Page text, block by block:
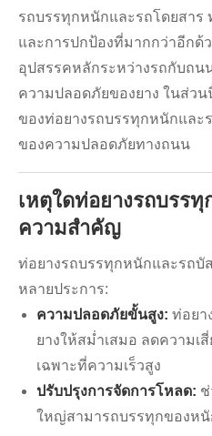
รถบรรทุกหนักและรถโดยสาร
และการปกป้องที่มากกว่าอีกด้
อุปสรรคหลักระหว่างรถกับถน
ความปลอดภัยของยาง ในส่ว
ของท่อยางรถบรรทุกหนักและ
ของความปลอดภัยทางถนน
เหตุใดท่อยางรถบรร
ความสำคัญ
ท่อยางรถบรรทุกหนักและรถบั
หลายประการ:
ความปลอดภัยขั้นสูง: ท่อยา
ยางให้สม่ำเสมอ ลดความเสี่
เฉพาะที่ความเร็วสูง
ปรับปรุงการจัดการโหลด:
ใหญ่สามารถบรรทุกของหนั